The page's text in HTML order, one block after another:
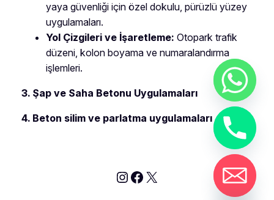
yaya güvenliği için özel dokulu, pürüzlü yüzey
uygulamaları.
Yol Çizgileri ve İşaretleme: Otopark trafik
düzeni, kolon boyama ve numaralandırma
işlemleri.
3. Şap ve Saha Betonu Uygulamaları
4. Beton silim ve parlatma uygulamaları
Instagram
Facebook
X
Hide
chaty